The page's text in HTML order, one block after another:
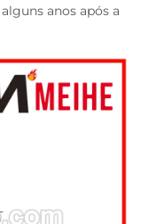
anos após a